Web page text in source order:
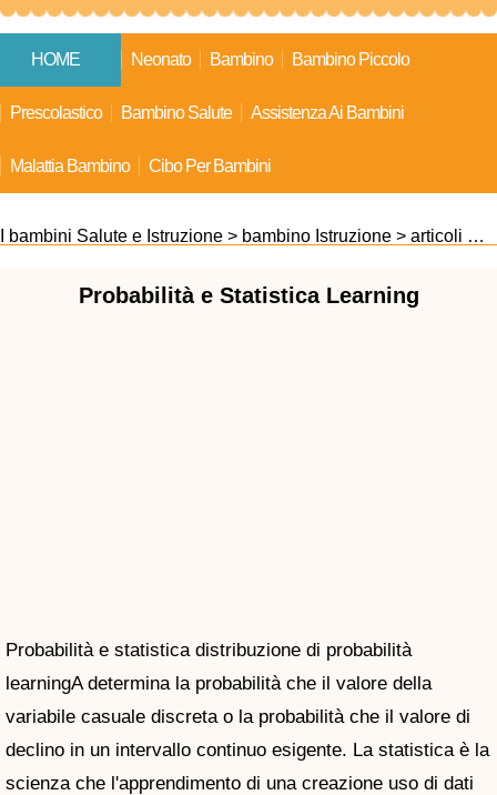
HOME Neonato Bambino Bambino Piccolo
Prescolastico Bambino Salute Assistenza Ai Bambini
Malattia Bambino Cibo Per Bambini
I bambini Salute e Istruzione > bambino Istruzione > articoli Correlati
Probabilità e Statistica Learning
Probabilità e statistica distribuzione di probabilità
learningA determina la probabilità che il valore della
variabile casuale discreta o la probabilità che il valore di
declino in un intervallo continuo esigente. La statistica è la
scienza che l'apprendimento di una creazione uso di dati